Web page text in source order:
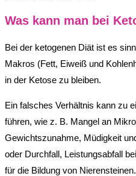
Was kann man bei
Bei der ketogenen Diät ist es
Makros (Fett, Eiweiß und
in der Ketose zu bleiben.
Ein falsches Verhältnis kann zu
führen, wie z. B. Mangel an
Gewichtszunahme, Müdigkeit
oder Durchfall, Leistungsabfall
für die Bildung von Nierensteinen.